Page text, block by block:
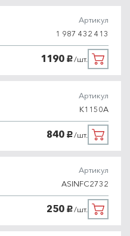
Артикул
1 987 432 413
1190 руб./шт.
Артикул
K1150A
840 руб./шт.
Артикул
ASINFC2732
250 руб./шт.